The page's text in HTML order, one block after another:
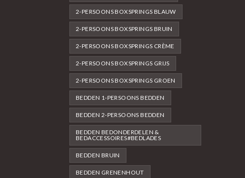
2-PERSOONS BOXSPRINGS BLAUW
2-PERSOONS BOXSPRINGS BRUIN
2-PERSOONS BOXSPRINGS CRÈME
2-PERSOONS BOXSPRINGS GRIJS
2-PERSOONS BOXSPRINGS GROEN
BEDDEN 1-PERSOONS BEDDEN
BEDDEN 2-PERSOONS BEDDEN
BEDDEN BEDONDERDELEN &
BEDACCESSOIRES#BEDLADES
BEDDEN BRUIN
BEDDEN GRENENHOUT